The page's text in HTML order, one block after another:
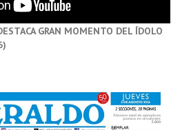
GRAN MOMENTO DEL ÍDOLO